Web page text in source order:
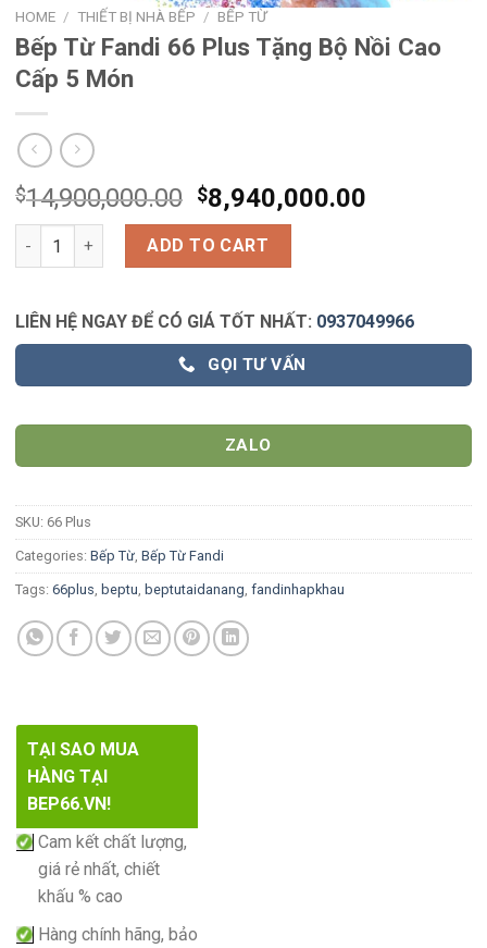
HOME / THIẾT BỊ NHÀ BẾP / BẾP TỪ
Bếp Từ Fandi 66 Plus Tặng Bộ Nồi Cao
Cấp 5 Món
$14,900,000.00 $8,940,000.00
Bếp Từ Fandi 66 Plus Tặng Bộ Nồi Cao Cấp 5 Món quantity
ADD TO CART
LIÊN HỆ NGAY ĐỂ CÓ GIÁ TỐT NHẤT: 0937049966
GỌI TƯ VẤN
ZALO
SKU: 66 Plus
Categories: Bếp Từ, Bếp Từ Fandi
Tags: 66plus, beptu, beptutaidanang, fandinhapkhau
TẠI SAO MUA
HÀNG TẠI
BEP66.VN!
Cam kết chất lượng,
giá rẻ nhất, chiết
khấu % cao
Hàng chính hãng, bảo